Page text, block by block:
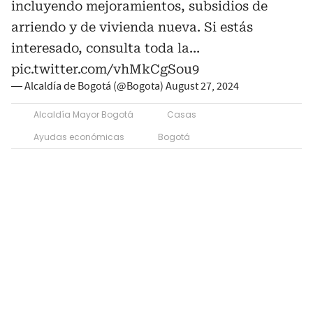
incluyendo mejoramientos, subsidios de
arriendo y de vivienda nueva. Si estás
interesado, consulta toda la…
pic.twitter.com/vhMkCgSou9
— Alcaldía de Bogotá (@Bogota) August 27, 2024
Alcaldía Mayor Bogotá
Casas
Ayudas económicas
Bogotá